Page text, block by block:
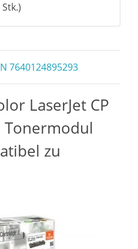
7640124895293
LaserJet CP
Tonermodul
zu